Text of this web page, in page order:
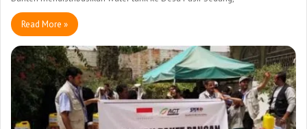
Read More »